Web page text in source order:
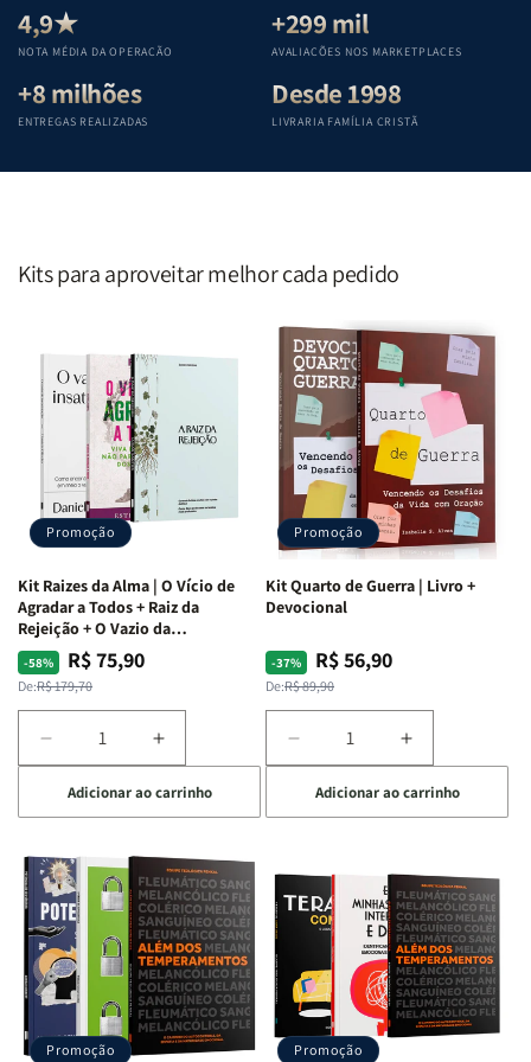
Teológica
Penkal
Penkal
Teológica
Penkal
4,9★
NOTA MÉDIA DA OPERAÇÃO
+299 mil
AVALIAÇÕES NOS MARKETPLACES
+8 milhões
ENTREGAS REALIZADAS
Desde 1998
LIVRARIA FAMÍLIA CRISTÃ
Kits para aproveitar melhor cada pedido
Promoção
Kit Raizes da Alma | O Vício de
Agradar a Todos + Raiz da
Rejeição + O Vazio da
Insatisfação.
-58%
Preço
normal
De:R$ 179,70
Preço
promocional
R$ 75,90
Diminuir
a
quantidade
de
Raizes
da
Alma
|
O
Vício
Agradar
Aumentar
a
quantidade
de
Raizes
da
Alma
|
O
Vício
de
Agradar
Adicionar ao carrinho
Promoção
Kit Quarto de Guerra | Livro +
Devocional
-37%
Preço
normal
De:R$ 89,90
Preço
promocional
R$ 56,90
Diminuir
a
quantidade
de
Quarto
de
Guerra
Livro
+
Devocional
Aumentar
a
quantidade
de
Quarto
de
Guerra
|
Livro
+
Devocional
Adicionar ao carrinho
Promoção Promoção